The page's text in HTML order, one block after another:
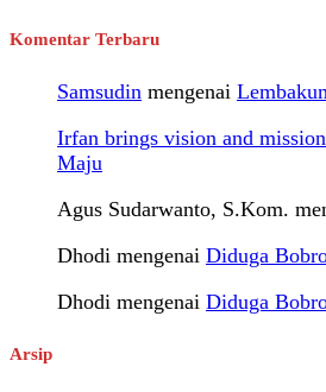
Komentar Terbaru
Samsudin mengenai
Irfan brings vision and
Maju
Agus Sudarwanto, S.Kom.
Dhodi mengenai Diduga
Dhodi mengenai Diduga
Arsip